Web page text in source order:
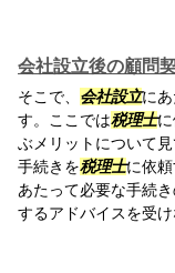
会社設立後の顧問
そこで、 会社設立に
す。ここでは税理士に
ぶメリットについて見
手続きを税理士に依頼
あたって必要な手続
するアドバイスを受け